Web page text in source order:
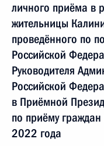
личного приёма в
жительницы
проведённого по
Российской
Руководителя
Российской
в Приёмной
по приёму
2022 года